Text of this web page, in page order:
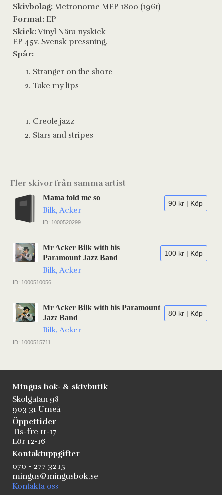
Skivbolag: Metronome MEP 1800 (1961)
Format: EP
Skick:Vinyl Nära nyskick
EP 45v. Svensk pressning.
Spår:
Stranger on the shore
Take my lips
Creole jazz
Stars and stripes
Fler skivor från samma artist
90 kr | Köp
Mama told me so
Bilk, Acker
ID: 1000520299
100 kr | Köp
Mr Acker Bilk with his
Paramount Jazz Band
Bilk, Acker
ID: 1000510056
80 kr | Köp
Mr Acker Bilk with his Paramount
Jazz Band
Bilk, Acker
ID: 1000515711
Mingus bok- & skivbutik
Skolgatan 98
903 31 Umeå
Öppettider
Tis-fre 11-17
Lör 12-16
Kontaktuppgifter
070 - 277 32 15
mingus@mingusbok.se
Kontakta oss